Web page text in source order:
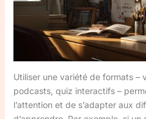
Utiliser une variété de formats –
podcasts, quiz interactifs –
l’attention et de s’adapter aux